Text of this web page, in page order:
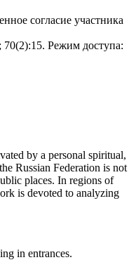
согласие участника
70(2):15. Режим доступа:
by a personal spiritual,
Russian Federation is not
places. In regions of
is devoted to analyzing
in entrances.